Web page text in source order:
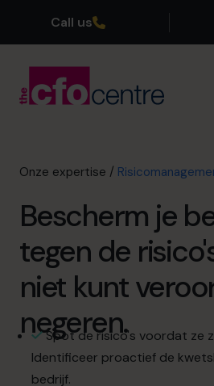
Call us
Onze CFO’s
Over ons
Word lid van ons team
Plan een
03 808 8767
info.be@cfocentre.com
Onze expertise /
Bescherm je
tegen de
niet kunt
negeren.
Spot de risico's voordat ze
Identificeer proactief de
bedrijf.